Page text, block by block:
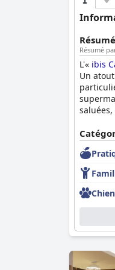
Résumé
L'« ibis
Un
Les
pizzas
facile
Les